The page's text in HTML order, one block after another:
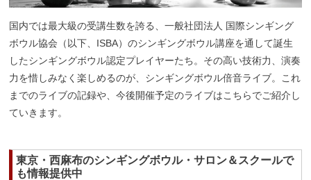
国内では最大級の受講生数を誇る、一般社団法人 国際シンギング
ボウル協会（以下、ISBA）のシンギングボウル講座を通して誕生
したシンギングボウル認定プレイヤーたち。その高い技術力、演奏
力を惜しみなく楽しめるのが、シンギングボウル倍音ライブ。これ
までのライブの記録や、今後開催予定のライブはこちらでご紹介し
ていきます。
東京・西麻布のシンギングボウル・サロン＆スクールで
も情報提供中